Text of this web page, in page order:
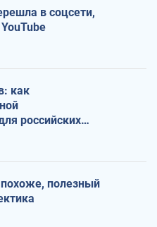
в соцсети,
как
российских
полезный